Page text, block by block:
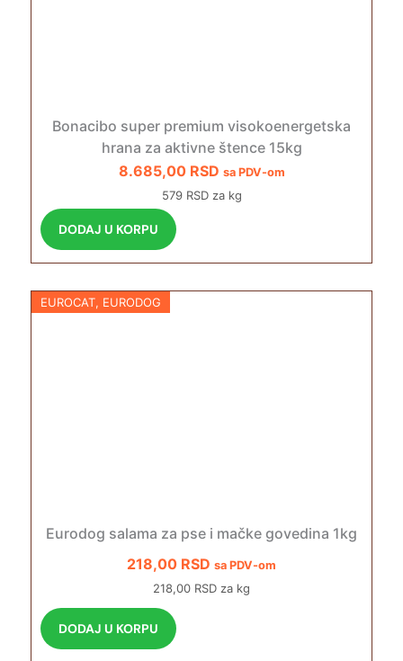
Bonacibo super premium visokoenergetska
hrana za aktivne štence 15kg
8.685,00 RSD sa PDV-om
579 RSD za kg
DODAJ U KORPU
EUROCAT, EURODOG
Eurodog salama za pse i mačke govedina 1kg
218,00 RSD sa PDV-om
218,00 RSD za kg
DODAJ U KORPU